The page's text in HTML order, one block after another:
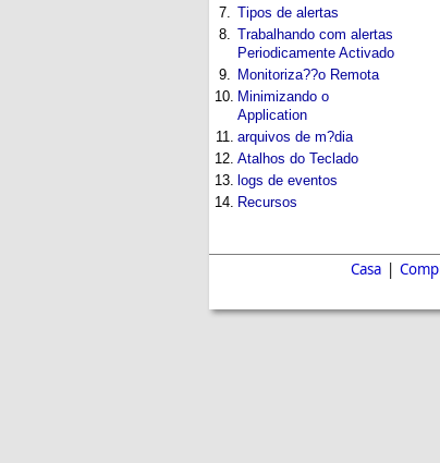
7. Tipos de alertas
8. Trabalhando com alertas
Periodicamente Activado
9. Monitoriza??o Remota
10. Minimizando o
Application
11. arquivos de m?dia
12. Atalhos do Teclado
13. logs de eventos
14. Recursos
Casa |